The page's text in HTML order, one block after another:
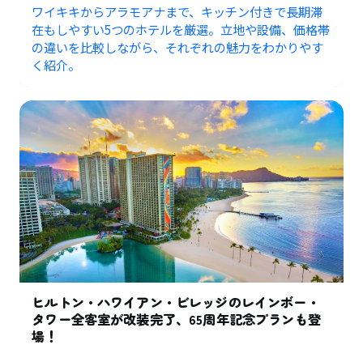
ワイキキからアラモアナまで、キッチン付きで長期滞
在もしやすい5つのホテルを厳選。立地や設備、価格帯
の違いを比較しながら、それぞれの魅力をわかりやす
く紹介。
ヒルトン・ハワイアン・ビレッジのレインボー・
タワー全客室が改装完了、65周年記念プランも登
場！